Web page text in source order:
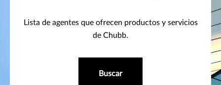
Lista de agentes que ofrecen productos y servicios
de Chubb.
Buscar